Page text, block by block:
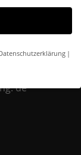
de
auf unserer